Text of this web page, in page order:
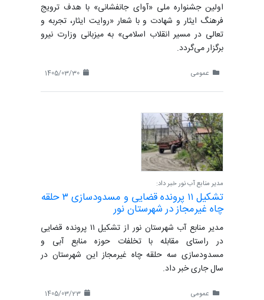
اولین جشنواره ملی «آوای جانفشانی» با هدف ترویج
فرهنگ ایثار و شهادت و با شعار «روایت ایثار، تجربه و
تعالی در مسیر انقلاب اسلامی» به میزبانی وزارت نیرو
برگزار می‌گردد.
عمومی
مدیر منابع آب نور خبر داد:
تشکیل ۱۱ پرونده قضایی و مسدودسازی ۳ حلقه
چاه غیرمجاز در شهرستان نور
مدیر منابع آب شهرستان نور از تشکیل ۱۱ پرونده قضایی
در راستای مقابله با تخلفات حوزه منابع آبی و
مسدودسازی سه حلقه چاه غیرمجاز این شهرستان در
سال جاری خبر داد.
عمومی